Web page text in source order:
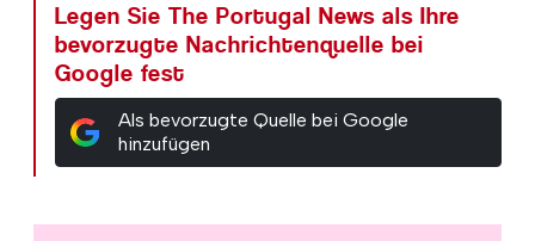
Legen Sie The Portugal News als Ihre
bevorzugte Nachrichtenquelle bei
Google fest
Als bevorzugte Quelle bei Google
hinzufügen